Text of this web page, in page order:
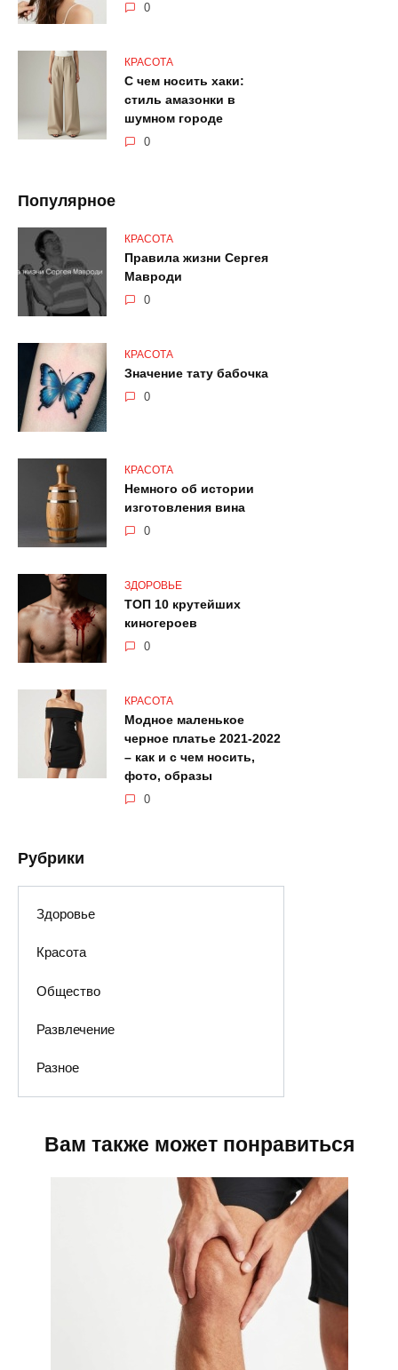
0
КРАСОТА
С чем носить хаки:
стиль амазонки в
шумном городе
0
Популярное
КРАСОТА
Правила жизни Сергея
Мавроди
0
КРАСОТА
Значение тату бабочка
0
КРАСОТА
Немного об истории
изготовления вина
0
ЗДОРОВЬЕ
ТОП 10 крутейших
киногероев
0
КРАСОТА
Модное маленькое
черное платье 2021-2022
– как и с чем носить,
фото, образы
0
Рубрики
Здоровье
Красота
Общество
Развлечение
Разное
Вам также может понравиться